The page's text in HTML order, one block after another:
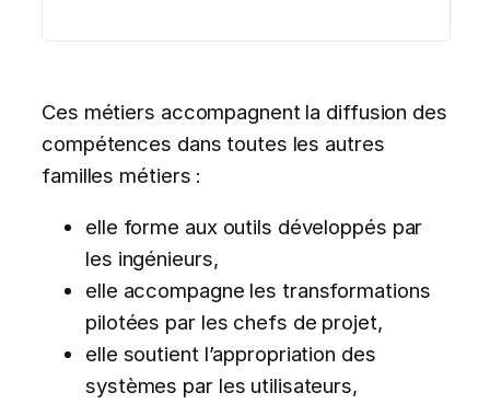
Ces métiers accompagnent la diffusion des
compétences dans toutes les autres
familles métiers :
elle forme aux outils développés par
les ingénieurs,
elle accompagne les transformations
pilotées par les chefs de projet,
elle soutient l’appropriation des
systèmes par les utilisateurs,